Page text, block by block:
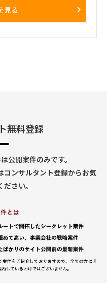
支援 等）
バルメンバとのコミュニ
は2026年10月予定）
て2年弱参画している
のロールを担っていただき
見る
無料登録
公開案件のみです。
コンサルタント登録からお気
さい。